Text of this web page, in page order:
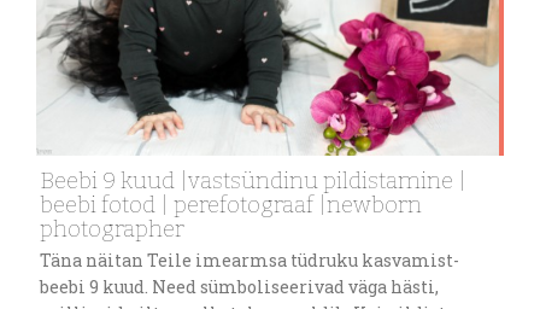
Beebi 9 kuud |vastsündinu pildistamine |
beebi fotod | perefotograaf |newborn
photographer
Täna näitan Teile imearmsa tüdruku kasvamist-
beebi 9 kuud. Need sümboliseerivad väga hästi,